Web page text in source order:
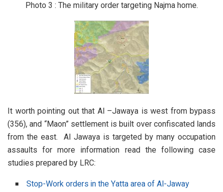
Photo 3 : The military order targeting Najma home.
It worth pointing out that Al –Jawaya is west from bypass
(356), and “Maon” settlement is built over confiscated lands
from the east. Al Jawaya is targeted by many occupation
assaults for more information read the following case
studies prepared by LRC:
Stop-Work orders in the Yatta area of Al-Jaway